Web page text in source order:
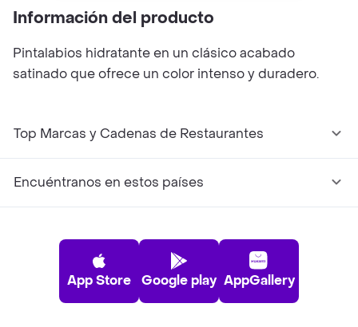
Información del producto
Pintalabios hidratante en un clásico acabado
satinado que ofrece un color intenso y duradero.
Top Marcas y Cadenas de Restaurantes
Encuéntranos en estos países
App Store Google play AppGallery